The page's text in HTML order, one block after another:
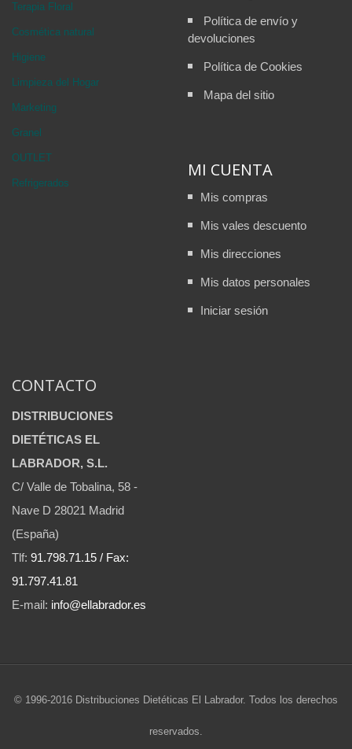
Terapia Floral
Cosmética natural
Higiene
Limpieza del Hogar
Marketing
Granel
OUTLET
Refrigerados
Política de envío y
devoluciones
Política de Cookies
Mapa del sitio
MI CUENTA
Mis compras
Mis vales descuento
Mis direcciones
Mis datos personales
Iniciar sesión
CONTACTO
DISTRIBUCIONES
DIETÉTICAS EL
LABRADOR, S.L.
C/ Valle de Tobalina, 58 -
Nave D 28021 Madrid
(España)
Tlf: 91.798.71.15 / Fax:
91.797.41.81
E-mail: info@ellabrador.es
© 1996-2016 Distribuciones Dietéticas El Labrador. Todos los derechos
reservados.